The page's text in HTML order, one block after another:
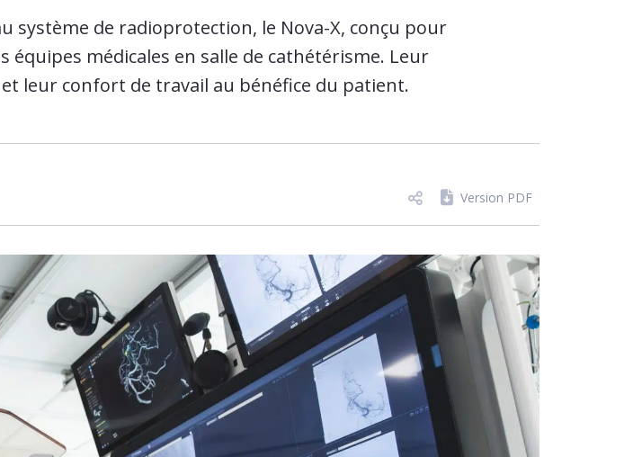
système de radioprotection, le Nova-X, conçu pour
médicales en salle de cathétérisme. Leur
leur confort de travail au bénéfice du patient.
Version PDF